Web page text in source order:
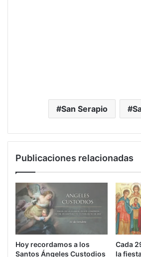
San Serapio
Publicaciones relacionadas
Hoy recordamos a los
Santos Ángeles Custodios
Cada
la